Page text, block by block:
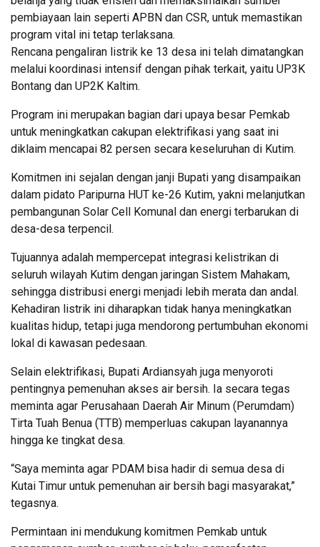
pembiayaan lain seperti APBN dan CSR, untuk memastikan
program vital ini tetap terlaksana.
Rencana pengaliran listrik ke 13 desa ini telah dimatangkan
melalui koordinasi intensif dengan pihak terkait, yaitu UP3K
Bontang dan UP2K Kaltim.
Program ini merupakan bagian dari upaya besar Pemkab
untuk meningkatkan cakupan elektrifikasi yang saat ini
diklaim mencapai 82 persen secara keseluruhan di Kutim.
Komitmen ini sejalan dengan janji Bupati yang disampaikan
dalam pidato Paripurna HUT ke-26 Kutim, yakni melanjutkan
pembangunan Solar Cell Komunal dan energi terbarukan di
desa-desa terpencil.
Tujuannya adalah mempercepat integrasi kelistrikan di
seluruh wilayah Kutim dengan jaringan Sistem Mahakam,
sehingga distribusi energi menjadi lebih merata dan andal.
Kehadiran listrik ini diharapkan tidak hanya meningkatkan
kualitas hidup, tetapi juga mendorong pertumbuhan ekonomi
lokal di kawasan pedesaan.
Selain elektrifikasi, Bupati Ardiansyah juga menyoroti
pentingnya pemenuhan akses air bersih. Ia secara tegas
meminta agar Perusahaan Daerah Air Minum (Perumdam)
Tirta Tuah Benua (TTB) memperluas cakupan layanannya
hingga ke tingkat desa.
“Saya meminta agar PDAM bisa hadir di semua desa di
Kutai Timur untuk pemenuhan air bersih bagi masyarakat,”
tegasnya.
Permintaan ini mendukung komitmen Pemkab untuk